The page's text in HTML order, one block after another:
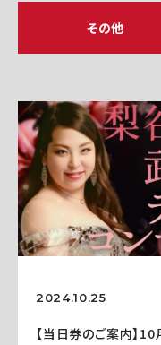
その他
2024.10.25
【当日券のご案内】